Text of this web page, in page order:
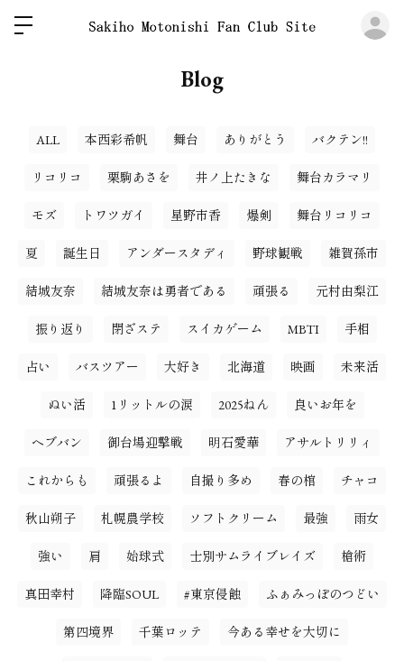
Blog
ALL 本西彩希帆 舞台 ありがとう バクテン!!
リコリコ 栗駒あさを 井ノ上たきな 舞台カラマリ
モズ トワツガイ 星野市香 爆剣 舞台リコリコ
夏 誕生日 アンダースタディ 野球観戦 雑賀孫市
結城友奈 結城友奈は勇者である 頑張る 元村由梨江
振り返り 閉ざステ スイカゲーム MBTI 手相
占い バスツアー 大好き 北海道 映画 未来活
ぬい活 1リットルの涙 2025ねん 良いお年を
ヘブバン 御台場迎撃戦 明石愛華 アサルトリリィ
これからも 頑張るよ 自撮り多め 春の棺 チャコ
秋山朔子 札幌農学校 ソフトクリーム 最強 雨女
強い 肩 始球式 士別サムライブレイズ 槍術
真田幸村 降臨SOUL #東京侵蝕 ふぁみっぽのつどい
第四境界 千葉ロッテ 今ある幸せを大切に